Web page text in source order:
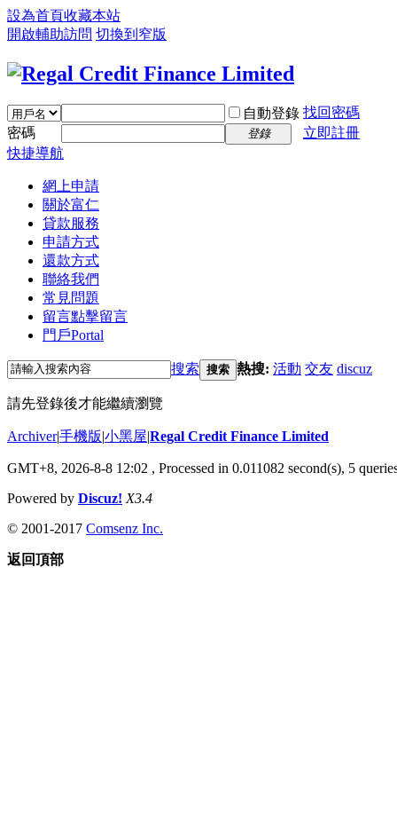
設為首頁收藏本站
開啟輔助訪問 切換到窄版
自動登錄 找回密碼
密碼
登錄
立即註冊
快捷導航
網上申請
關於富仁
貸款服務
申請方式
還款方式
聯絡我們
常見問題
留言點擊留言
門戶Portal
搜索 搜索 熱搜: 活動 交友 discuz
請先登錄後才能繼續瀏覽
Archiver|手機版|小黑屋|Regal Credit Finance Limited
GMT+8, 2026-8-8 12:02 , Processed in 0.011082 second(s), 5
Powered by Discuz! X3.4
© 2001-2017 Comsenz Inc.
返回頂部